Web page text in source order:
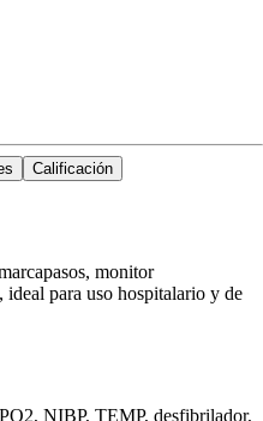
Calificación
monitor
para uso hospitalario y de
NIBP, TEMP, desfibrilador,